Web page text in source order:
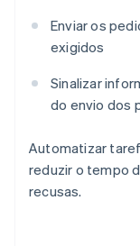
Enviar os
exigidos
Sinalizar
do envio dos
Automatizar
reduzir o tempo
recusas.